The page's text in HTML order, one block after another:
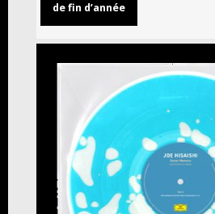
de fin d’année